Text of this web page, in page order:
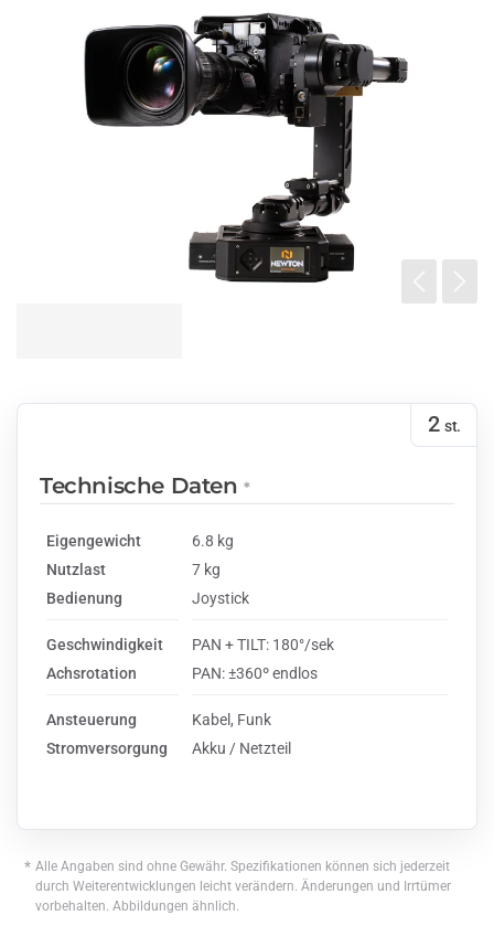
2st.
Technische Daten*
Eigengewicht
6.8 kg
Nutzlast
7 kg
Bedienung
Joystick
Geschwindigkeit
PAN + TILT: 180°/sek
Achsrotation
PAN: ±360º endlos
Ansteuerung
Kabel, Funk
Stromversorgung
Akku / Netzteil
* Alle Angaben sind ohne Gewähr. Spezifikationen können sich jederzeit
durch Weiterentwicklungen leicht verändern. Änderungen und Irrtümer
vorbehalten. Abbildungen ähnlich.